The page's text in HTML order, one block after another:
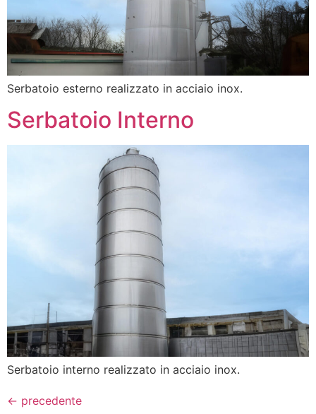
Serbatoio esterno realizzato in acciaio inox.
Serbatoio Interno
Serbatoio interno realizzato in acciaio inox.
← precedente